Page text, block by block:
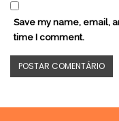
Save my name, email,
time I comment.